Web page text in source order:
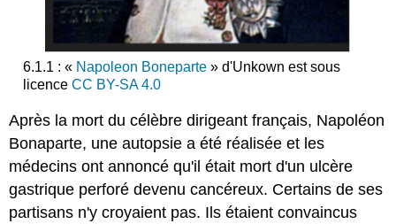
6.1.1 : « Napoleon Boneparte» d'Unkown est sous
licence CC BY-SA 4.0
Après la mort du célèbre dirigeant français, Napoléon
Bonaparte, une autopsie a été réalisée et les
médecins ont annoncé qu'il était mort d'un ulcère
gastrique perforé devenu cancéreux. Certains de ses
partisans n'y croyaient pas. Ils étaient convaincus